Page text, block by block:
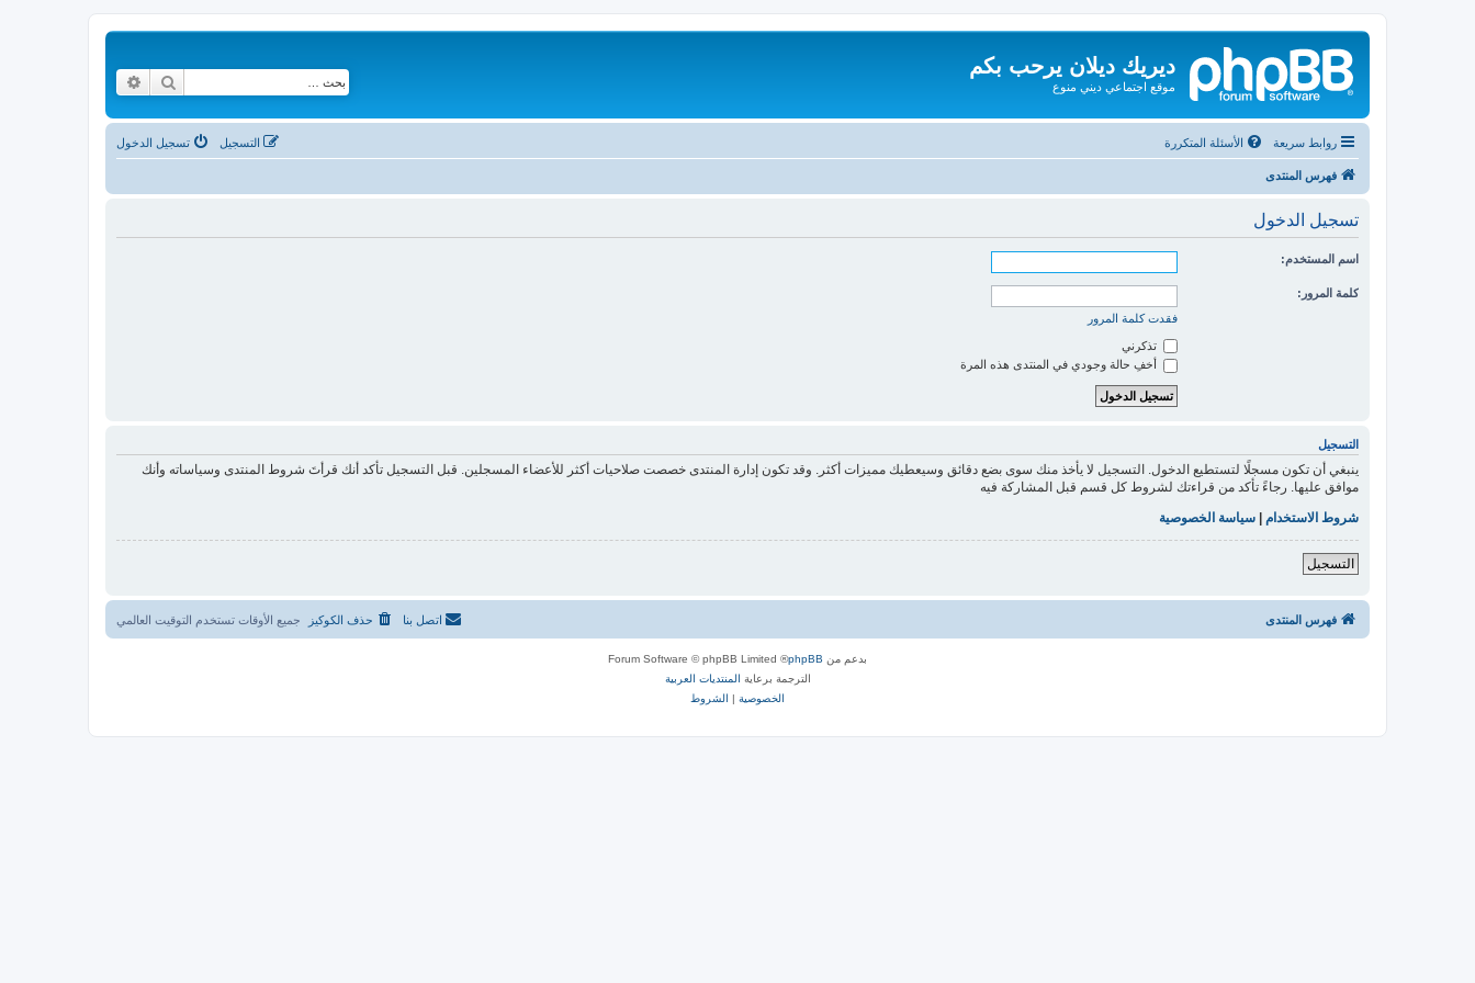
ديريك ديلان يرحب بكم
موقع اجتماعي ديني منوع بحث
روابط سريعة الأسئلة المتكررة تسجيل الدخول التسجيل
فهرس المنتدى
تسجيل الدخول
اسم المستخدم:
كلمة المرور:
فقدت كلمة المرور
تذكرني
أخفِ حالة وجودي في المنتدى هذه المرة
التسجيل
ينبغي أن تكون مسجلًا لتستطيع الدخول. التسجيل لا يأخذ منك سوى بضع دقائق وسيعطيك مميزات أكثر. وقد تكون إدارة المنتدى خصصت صلاحيات أكثر للأعضاء المسجلين. قبل التسجيل تأكد أنك قرأتَ شروط المنتدى وسياساته وأنك
موافق عليها. رجاءً تأكد من قراءتك لشروط كل قسم قبل المشاركة فيه
شروط الاستخدام
سياسة الخصوصية
التسجيل
فهرس المنتدى جميع الأوقات تستخدم التوقيت العالمي حذف الكوكيز اتصل بنا
بدعم من phpBB
® Forum Software © phpBB Limited
الترجمة برعاية المنتديات العربية
الخصوصية | الشروط